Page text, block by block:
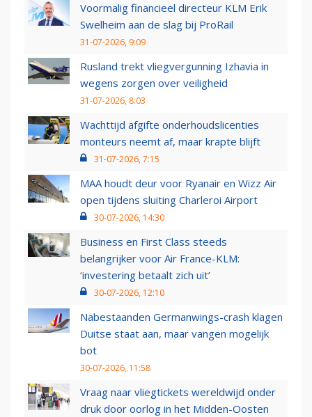
Voormalig financieel directeur KLM Erik
Swelheim aan de slag bij ProRail
31-07-2026, 9:09
Rusland trekt vliegvergunning Izhavia in
wegens zorgen over veiligheid
31-07-2026, 8:03
Wachttijd afgifte onderhoudslicenties
monteurs neemt af, maar krapte blijft
31-07-2026, 7:15
MAA houdt deur voor Ryanair en Wizz Air
open tijdens sluiting Charleroi Airport
30-07-2026, 14:30
Business en First Class steeds
belangrijker voor Air France-KLM:
‘investering betaalt zich uit’
30-07-2026, 12:10
Nabestaanden Germanwings-crash klagen
Duitse staat aan, maar vangen mogelijk
bot
30-07-2026, 11:58
Vraag naar vliegtickets wereldwijd onder
druk door oorlog in het Midden-Oosten